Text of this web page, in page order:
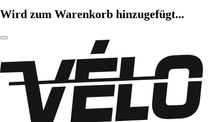
Wird zum Warenkorb hinzugefügt...